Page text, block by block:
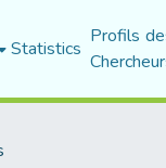
Statistics Profils